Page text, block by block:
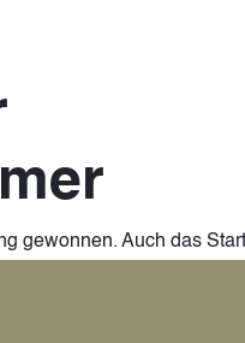
gewonnen. Auch das